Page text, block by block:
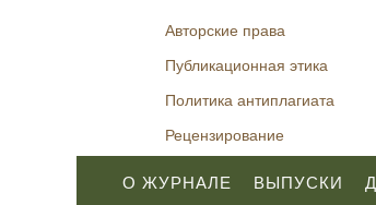
Авторские права
Публикационная этика
Политика антиплагиата
Рецензирование
О ЖУРНАЛЕ ВЫПУСКИ